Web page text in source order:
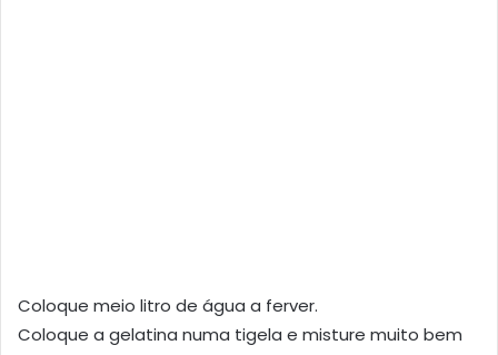
Coloque meio litro de água a ferver.
Coloque a gelatina numa tigela e misture muito bem